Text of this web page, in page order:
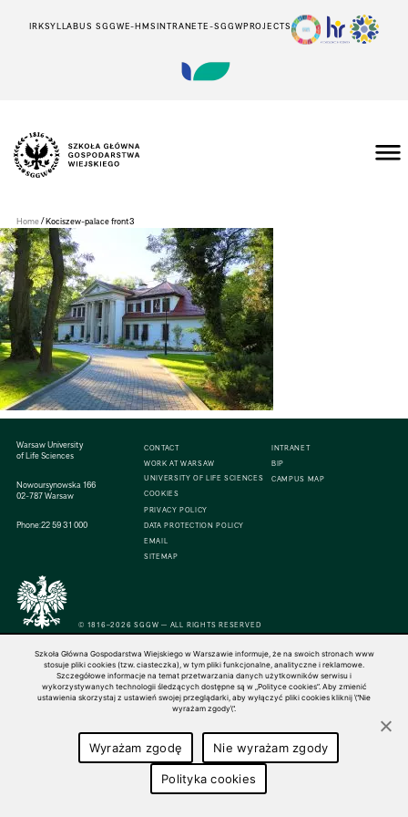
IRKSYLLABUS SGGWE-HMSINTRANETE-SGGWPROJECTS
Wiejskiego
w
Warszawie
Home/Kociszew-palace front3
Warsaw University
of Life Sciences
Nowoursynowska 166
02-787 Warsaw
Phone:22 59 31 000
CONTACT
WORK AT WARSAW
UNIVERSITY OF LIFE SCIENCES
COOKIES
PRIVACY POLICY
DATA PROTECTION POLICY
EMAIL
SITEMAP
INTRANET
BIP
CAMPUS MAP
© 1816–2026 SGGW — ALL RIGHTS RESERVED
Szkoła Główna Gospodarstwa Wiejskiego w Warszawie informuje, że na swoich stronach www
stosuje pliki cookies (tzw. ciasteczka), w tym pliki funkcjonalne, analityczne i reklamowe.
Szczegółowe informacje na temat przetwarzania danych użytkowników serwisu i
wykorzystywanych technologii śledzących dostępne są w „Polityce cookies”. Aby zmienić
ustawienia skorzystaj z ustawień swojej przeglądarki, aby wyłączyć pliki cookies kliknij \"Nie
wyrażam zgody\".
Wyrażam zgodę Nie wyrażam zgody
Polityka cookies